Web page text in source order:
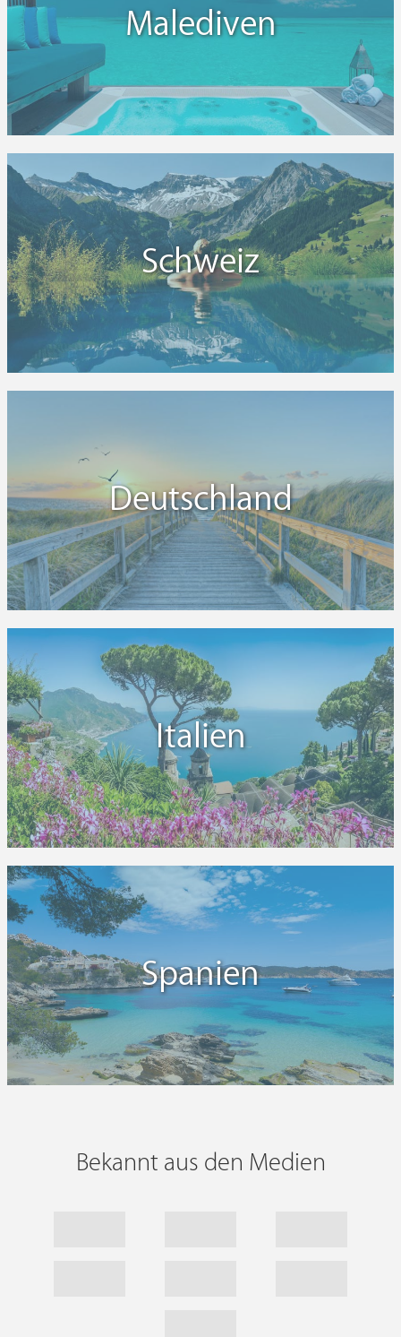
Malediven
Schweiz
Deutschland
Italien
Spanien
Bekannt aus den Medien